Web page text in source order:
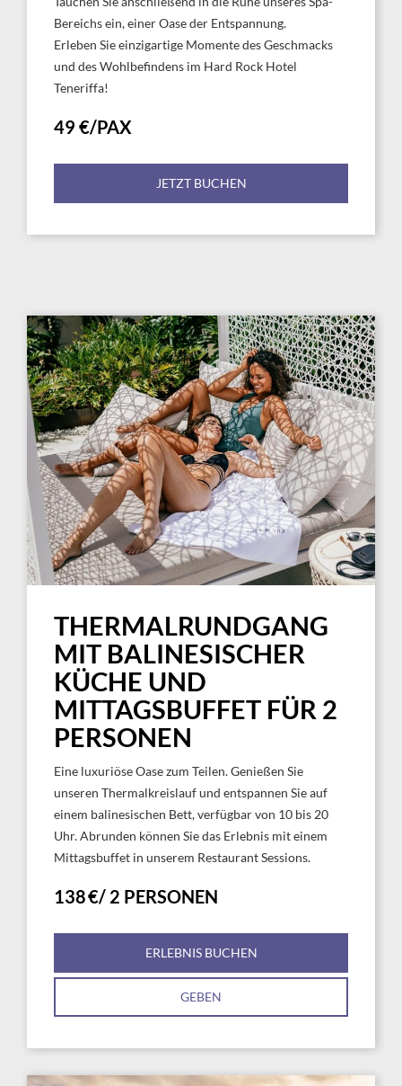
Bereichs ein, einer Oase der Entspannung.
Erleben Sie einzigartige Momente des Geschmacks
und des Wohlbefindens im Hard Rock Hotel
Teneriffa!
49 €/PAX
JETZT BUCHEN
THERMALRUNDGANG
MIT BALINESISCHER
KÜCHE UND
MITTAGSBUFFET FÜR 2
PERSONEN
Eine luxuriöse Oase zum Teilen. Genießen Sie
unseren Thermalkreislauf und entspannen Sie auf
einem balinesischen Bett, verfügbar von 10 bis 20
Uhr. Abrunden können Sie das Erlebnis mit einem
Mittagsbuffet in unserem Restaurant Sessions.
138 €/ 2 PERSONEN
ERLEBNIS BUCHEN
GEBEN